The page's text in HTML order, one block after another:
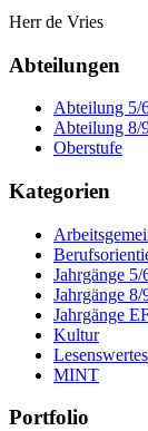
Herr de Vries
Abteilungen
Abteilung 5/
Abteilung 8/
Oberstufe
Kategorien
Jahrgänge 5/
Jahrgänge 8/
Jahrgänge
Kultur
Lesenswertes
MINT
Portfolio